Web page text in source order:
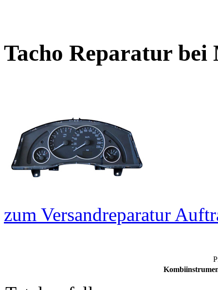
Tacho Reparatur bei
zum Versandreparatur